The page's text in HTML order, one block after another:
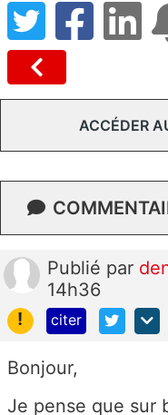
ACCÉDER
Publié par
14h36
!
citer
Bonjour,
Je pense que sur